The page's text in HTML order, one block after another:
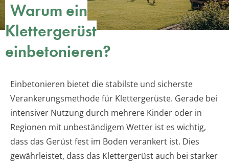
Warum ein
Klettergerüst
einbetonieren?
Einbetonieren bietet die stabilste und sicherste
Verankerungsmethode für Klettergerüste. Gerade bei
intensiver Nutzung durch mehrere Kinder oder in
Regionen mit unbeständigem Wetter ist es wichtig,
dass das Gerüst fest im Boden verankert ist. Dies
gewährleistet, dass das Klettergerüst auch bei starker